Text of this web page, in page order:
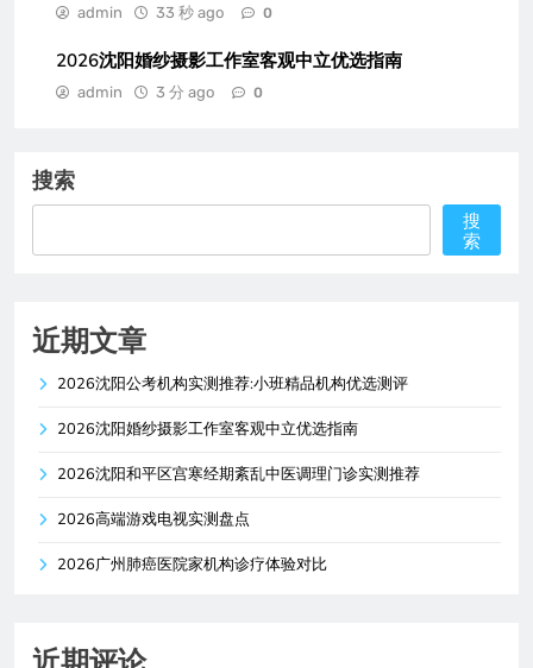
admin 33 秒 ago 0
2026沈阳婚纱摄影工作室客观中立优选指南
admin 3 分 ago 0
搜索
搜
索
近期文章
2026沈阳公考机构实测推荐:小班精品机构优选测评
2026沈阳婚纱摄影工作室客观中立优选指南
2026沈阳和平区宫寒经期紊乱中医调理门诊实测推荐
2026高端游戏电视实测盘点
2026广州肺癌医院家机构诊疗体验对比